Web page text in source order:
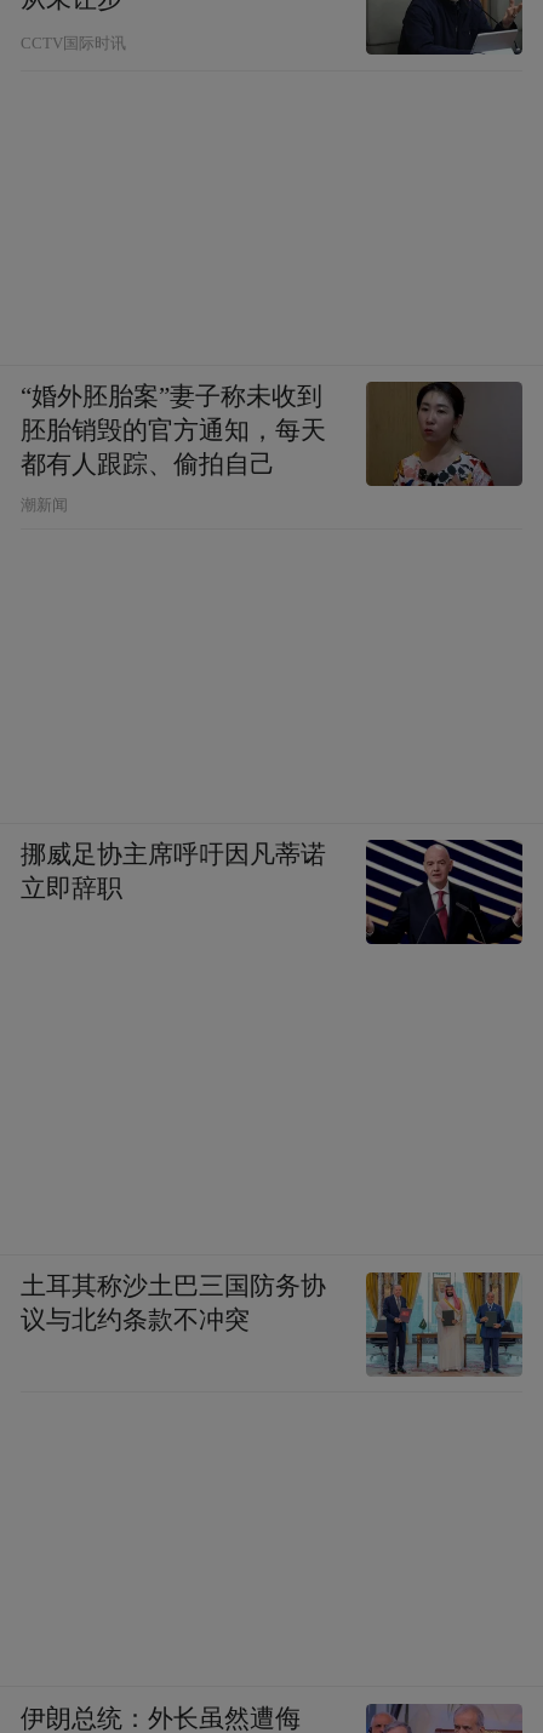
CCTV国际时讯
“婚外胚胎案”妻子称未收到
胚胎销毁的官方通知，每天
都有人跟踪、偷拍自己
潮新闻
挪威足协主席呼吁因凡蒂诺
立即辞职
土耳其称沙土巴三国防务协
议与北约条款不冲突
伊朗总统：外长虽然遭侮